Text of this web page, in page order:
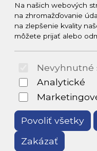
Na našich webových
na zhromažďovanie
na zlepšenie kvality
môžete prijať alebo
Nevyhnutné
Analytické
Povoliť všetky
Zakázať
Kontakt
+421456812908
© 2026 Arrabella
Hosting: